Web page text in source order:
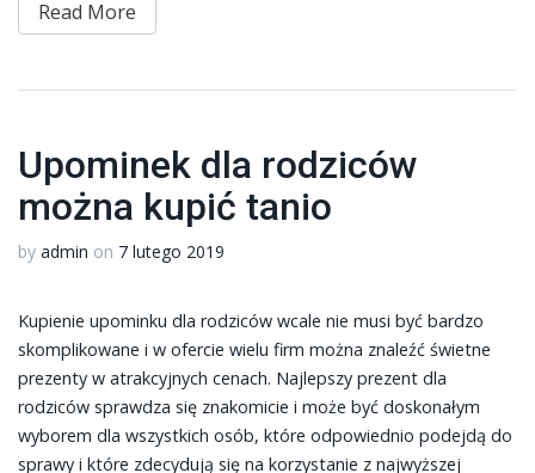
Read More
Upominek dla rodziców
można kupić tanio
by admin on 7 lutego 2019
Kupienie upominku dla rodziców wcale nie musi być bardzo
skomplikowane i w ofercie wielu firm można znaleźć świetne
prezenty w atrakcyjnych cenach. Najlepszy prezent dla
rodziców sprawdza się znakomicie i może być doskonałym
wyborem dla wszystkich osób, które odpowiednio podejdą do
sprawy i które zdecydują się na korzystanie z najwyższej